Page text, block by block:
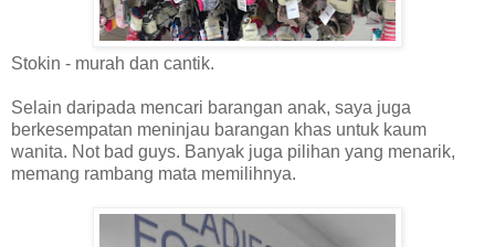
Stokin - murah dan cantik.
Selain daripada mencari barangan anak, saya juga
berkesempatan meninjau barangan khas untuk kaum
wanita. Not bad guys. Banyak juga pilihan yang menarik,
memang rambang mata memilihnya.